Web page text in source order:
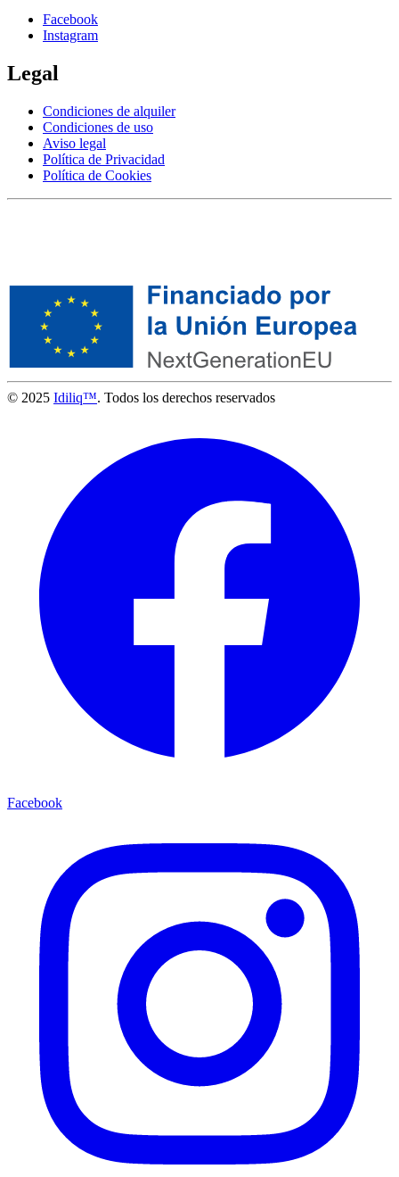
Facebook
Instagram
Legal
Condiciones de alquiler
Condiciones de uso
Aviso legal
Política de Privacidad
Política de Cookies
© 2025 Idiliq™. Todos los derechos reservados
Facebook